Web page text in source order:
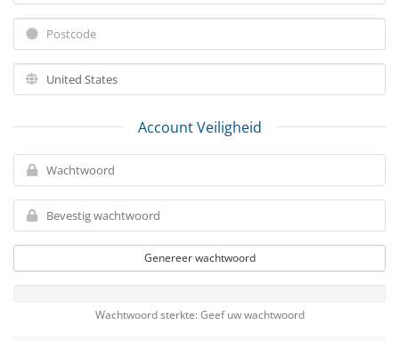
Account Veiligheid
Genereer wachtwoord
Wachtwoord sterkte: Geef uw wachtwoord